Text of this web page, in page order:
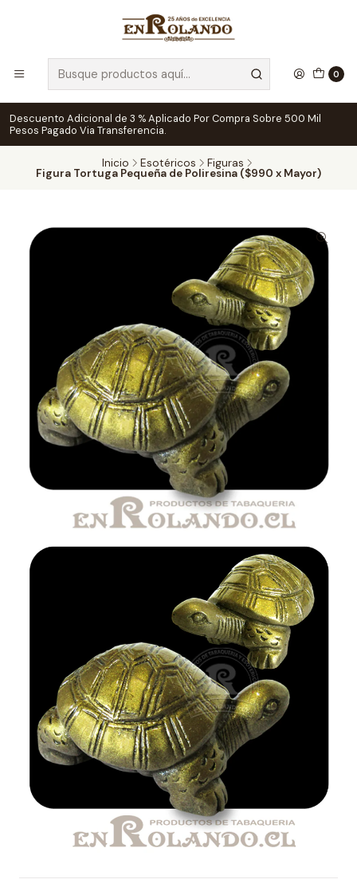
0
Descuento Adicional de 3 % Aplicado Por Compra Sobre 500 Mil
Pesos Pagado Via Transferencia.
Inicio Esotéricos Figuras
Figura Tortuga Pequeña de Poliresina ($990 x Mayor)